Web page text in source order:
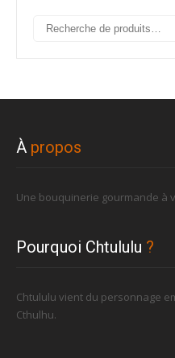
Recherche
À propos
Une bouquinerie gourmande à
Pourquoi Chtululu ?
Chtululu vient du personnage
Cthulhu.